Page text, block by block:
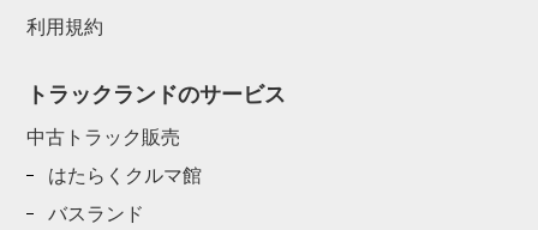
利用規約
トラックランドのサービス
中古トラック販売
はたらくクルマ館
バスランド